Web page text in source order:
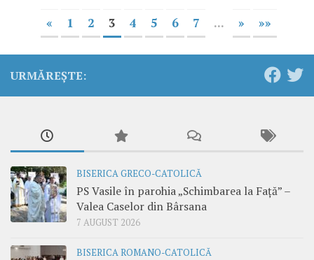
« 1 2 3 4 5 6 7 ... » »»
URMĂREȘTE:
BISERICA GRECO-CATOLICĂ
PS Vasile în parohia „Schimbarea la Față” –
Valea Caselor din Bârsana
7 AUGUST 2026
BISERICA ROMANO-CATOLICĂ